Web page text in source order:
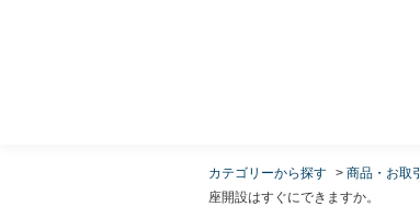
カテゴリーから探す > 商品・お取引
座開設はすぐにできますか。